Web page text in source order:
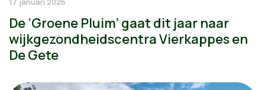
De ‘Groene Pluim’ gaat dit jaar naar
wijkgezondheidscentra Vierkappes en
De Gete